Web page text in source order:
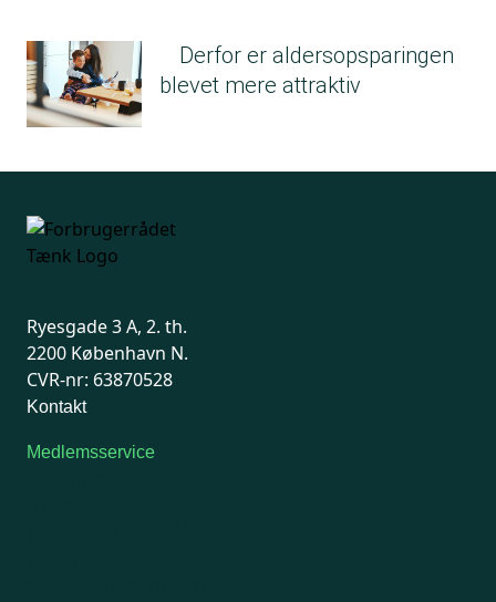
Derfor er aldersopsparingen
blevet mere attraktiv
Ryesgade 3 A, 2. th.
2200 København N.
CVR-nr: 63870528
Kontakt
Medlemsservice